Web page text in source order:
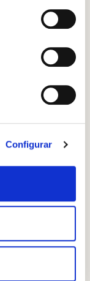
que aún
Google
Configurar
first and top it
seeds.